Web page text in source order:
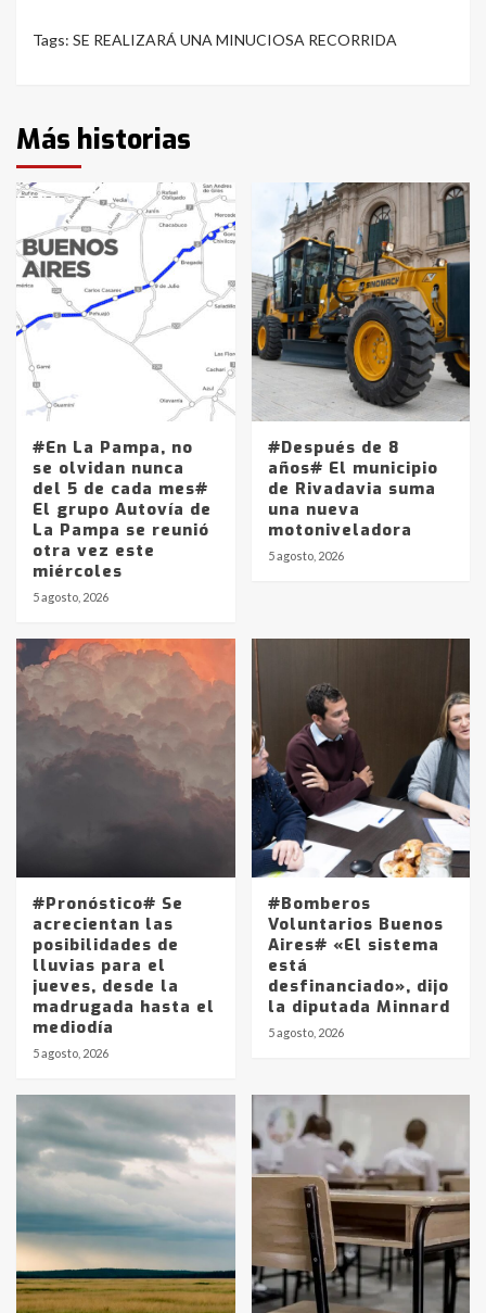
Tags: SE REALIZARÁ UNA MINUCIOSA RECORRIDA
Más historias
#En La Pampa, no
se olvidan nunca
del 5 de cada mes#
El grupo Autovía de
La Pampa se reunió
otra vez este
miércoles
5 agosto, 2026
#Después de 8
años# El municipio
de Rivadavia suma
una nueva
motoniveladora
5 agosto, 2026
#Pronóstico# Se
acrecientan las
posibilidades de
lluvias para el
jueves, desde la
madrugada hasta el
mediodía
5 agosto, 2026
#Bomberos
Voluntarios Buenos
Aires# «El sistema
está
desfinanciado», dijo
la diputada Minnard
5 agosto, 2026
pampeanos que fueron
protagonistas del fatal accidente
en la mañana del lunes
4
Accidente en Ruta 5: falleció un
joven de Trenque Lauquen